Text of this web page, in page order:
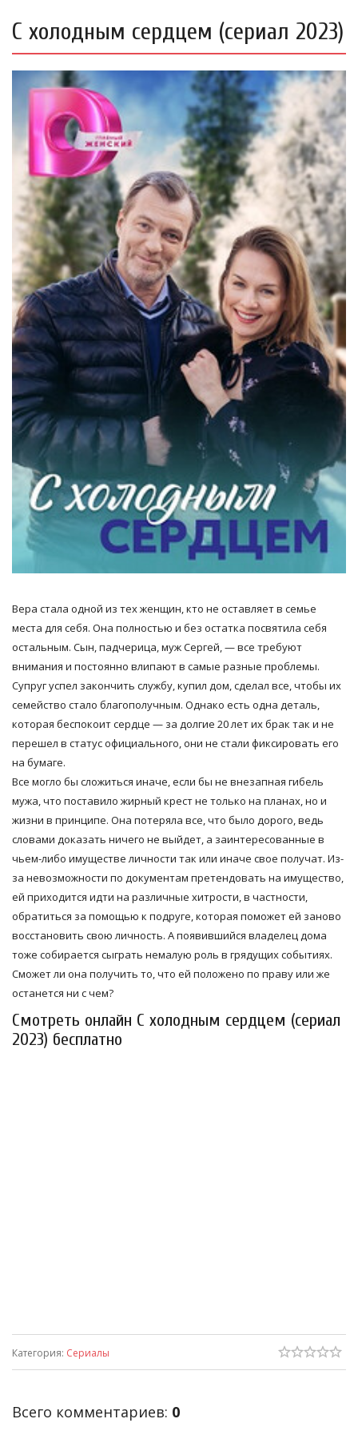
С холодным сердцем (сериал 2023)
Вера стала одной из тех женщин, кто не оставляет в семье
места для себя. Она полностью и без остатка посвятила себя
остальным. Сын, падчерица, муж Сергей, — все требуют
внимания и постоянно влипают в самые разные проблемы.
Супруг успел закончить службу, купил дом, сделал все, чтобы их
семейство стало благополучным. Однако есть одна деталь,
которая беспокоит сердце — за долгие 20 лет их брак так и не
перешел в статус официального, они не стали фиксировать его
на бумаге.
Все могло бы сложиться иначе, если бы не внезапная гибель
мужа, что поставило жирный крест не только на планах, но и
жизни в принципе. Она потеряла все, что было дорого, ведь
словами доказать ничего не выйдет, а заинтересованные в
чьем-либо имуществе личности так или иначе свое получат. Из-
за невозможности по документам претендовать на имущество,
ей приходится идти на различные хитрости, в частности,
обратиться за помощью к подруге, которая поможет ей заново
восстановить свою личность. А появившийся владелец дома
тоже собирается сыграть немалую роль в грядущих событиях.
Сможет ли она получить то, что ей положено по праву или же
останется ни с чем?
Смотреть онлайн С холодным сердцем (сериал
2023) бесплатно
Категория: Сериалы
Всего комментариев: 0